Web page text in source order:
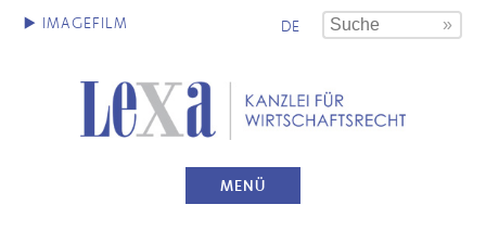
DE
MENÜ